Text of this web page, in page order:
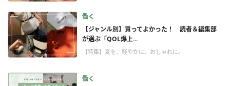
働く
【ジャンル別】買ってよかった！ 読者＆編集部
が選ぶ「QOL爆上...
【特集】夏を、軽やかに、おしゃれに。
働く